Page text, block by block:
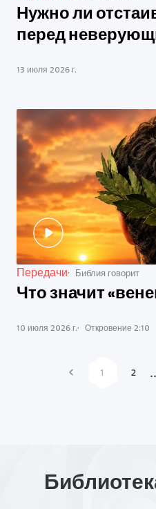
Нужно ли
перед
13 июля 2026 г.
Передачи Библия говорит
Что значит
10 июля 2026 г. Откровение 2:10
1 2